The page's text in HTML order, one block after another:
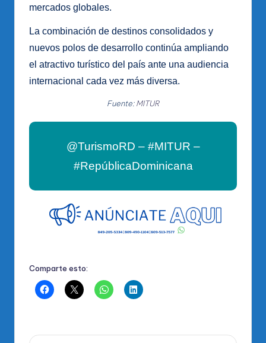
mercados globales.
La combinación de destinos consolidados y
nuevos polos de desarrollo continúa ampliando
el atractivo turístico del país ante una audiencia
internacional cada vez más diversa.
Fuente:MITUR
@TurismoRD – #MITUR –
#RepúblicaDominicana
Comparte esto: